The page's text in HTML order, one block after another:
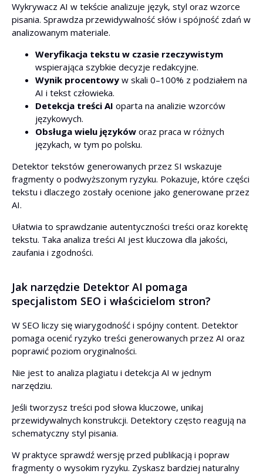
Wykrywacz AI w tekście analizuje język, styl oraz wzorce
pisania. Sprawdza przewidywalność słów i spójność zdań w
analizowanym materiale.
Weryfikacja tekstu w czasie rzeczywistym
wspierająca szybkie decyzje redakcyjne.
Wynik procentowy w skali 0–100% z podziałem na
AI i tekst człowieka.
Detekcja treści AI oparta na analizie wzorców
językowych.
Obsługa wielu języków oraz praca w różnych
językach, w tym po polsku.
Detektor tekstów generowanych przez SI wskazuje
fragmenty o podwyższonym ryzyku. Pokazuje, które części
tekstu i dlaczego zostały ocenione jako generowane przez
AI.
Ułatwia to sprawdzanie autentyczności treści oraz korektę
tekstu. Taka analiza treści AI jest kluczowa dla jakości,
zaufania i zgodności.
Jak narzędzie Detektor AI pomaga
specjalistom SEO i właścicielom stron?
W SEO liczy się wiarygodność i spójny content. Detektor
pomaga ocenić ryzyko treści generowanych przez AI oraz
poprawić poziom oryginalności.
Nie jest to analiza plagiatu i detekcja AI w jednym
narzędziu.
Jeśli tworzysz treści pod słowa kluczowe, unikaj
przewidywalnych konstrukcji. Detektory często reagują na
schematyczny styl pisania.
W praktyce sprawdź wersję przed publikacją i popraw
fragmenty o wysokim ryzyku. Zyskasz bardziej naturalny